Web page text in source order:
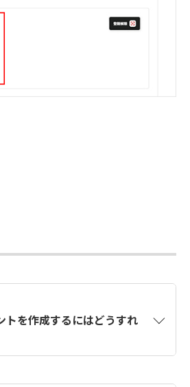
トを作成するにはどうすれ